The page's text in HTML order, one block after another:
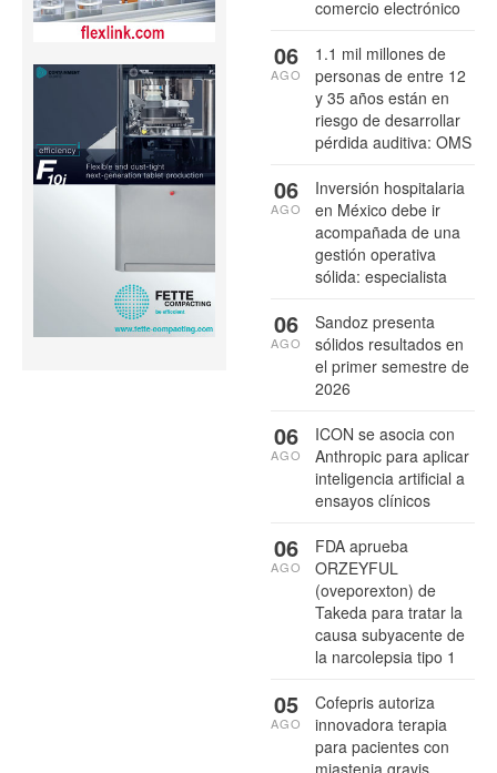
comercio electrónico
1.1 mil millones de
personas de entre 12
y 35 años están en
riesgo de desarrollar
pérdida auditiva: OMS
06
AGO
Inversión hospitalaria
en México debe ir
acompañada de una
gestión operativa
sólida: especialista
06
AGO
Sandoz presenta
sólidos resultados en
el primer semestre de
2026
06
AGO
ICON se asocia con
Anthropic para aplicar
inteligencia artificial a
ensayos clínicos
06
AGO
FDA aprueba
ORZEYFUL
(oveporexton) de
Takeda para tratar la
causa subyacente de
la narcolepsia tipo 1
06
AGO
Cofepris autoriza
innovadora terapia
para pacientes con
05
AGO